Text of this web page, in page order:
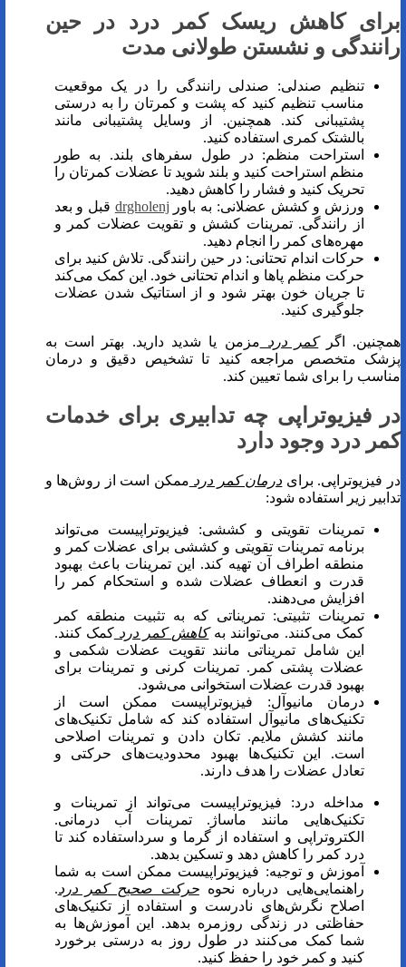
برای کاهش ریسک کمر درد در حین
رانندگی و نشستن طولانی مدت
تنظیم صندلی: صندلی رانندگی را در یک موقعیت
مناسب تنظیم کنید که پشت و کمرتان را به درستی
پشتیبانی کند. همچنین. از وسایل پشتیبانی مانند
بالشتک کمری استفاده کنید.
استراحت منظم: در طول سفرهای بلند. به طور
منظم استراحت کنید و بلند شوید تا عضلات کمرتان را
تحریک کنید و فشار را کاهش دهید.
ورزش و کشش عضلانی: به باور drgholenj قبل و بعد
از رانندگی. تمرینات کشش و تقویت عضلات کمر و
مهره‌های کمر را انجام دهید.
حرکات اندام تحتانی: در حین رانندگی. تلاش کنید برای
حرکت منظم پاها و اندام تحتانی خود. این کمک می‌کند
تا جریان خون بهتر شود و از استاتیک شدن عضلات
جلوگیری کنید.
همچنین. اگرکمر درد مزمن یا شدید دارید. بهتر است به
پزشک متخصص مراجعه کنید تا تشخیص دقیق و درمان
مناسب را برای شما تعیین کند.
در فیزیوتراپی چه تدابیری برای خدمات
کمر درد وجود دارد
در فیزیوتراپی. برای درمان کمر درد ممکن است از روش‌ها و
تدابیر زیر استفاده شود:
تمرینات تقویتی و کششی: فیزیوتراپیست می‌تواند
برنامه تمرینات تقویتی و کششی برای عضلات کمر و
منطقه اطراف آن تهیه کند. این تمرینات باعث بهبود
قدرت و انعطاف عضلات شده و استحکام کمر را
افزایش می‌دهند.
تمرینات تثبیتی: تمریناتی که به تثبیت منطقه کمر
کمک می‌کنند. می‌توانند بهکاهش کمر دردکمک کنند.
این شامل تمریناتی مانند تقویت عضلات شکمی و
عضلات پشتی کمر. تمرینات کرنی و تمرینات برای
بهبود قدرت عضلات استخوانی می‌شود.
درمان مانیوآل: فیزیوتراپیست ممکن است از
تکنیک‌های مانیوآل استفاده کند که شامل تکنیک‌های
مانند کشش ملایم. تکان دادن و تمرینات اصلاحی
است. این تکنیک‌ها بهبود محدودیت‌های حرکتی و
تعادل عضلات را هدف دارند.
مداخله درد: فیزیوتراپیست می‌تواند از تمرینات و
تکنیک‌هایی مانند ماساژ. تمرینات آب درمانی.
الکتروتراپی و استفاده از گرما و سرداستفاده کند تا
درد کمر را کاهش دهد و تسکین بدهد.
آموزش و توجیه: فیزیوتراپیست ممکن است به شما
راهنمایی‌هایی درباره نحوهحرکت صحیح کمر درد.
اصلاح نگرش‌های نادرست و استفاده از تکنیک‌های
حفاظتی در زندگی روزمره بدهد. این آموزش‌ها به
شما کمک می‌کنند در طول روز به درستی برخورد
کنید و کمر خود را حفظ کنید.